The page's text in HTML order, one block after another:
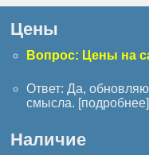
Цены
Вопрос: Цены на
Ответ: Да,
смысла. [ подробнее
Наличие